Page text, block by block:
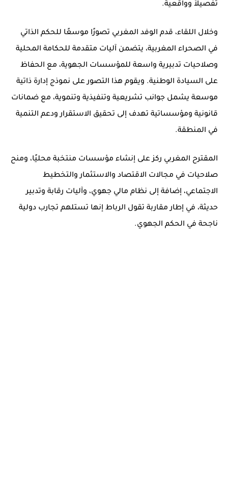
تفصيلاً وواقعية.
وخلال اللقاء، قدم الوفد المغربي تصورًا موسعًا للحكم الذاتي
في الصحراء المغربية، يتضمن آليات متقدمة للحكامة المحلية
وصلاحيات تدبيرية واسعة للمؤسسات الجهوية، مع الحفاظ
على السيادة الوطنية. ويقوم هذا التصور على نموذج إدارة ذاتية
موسعة يشمل جوانب تشريعية وتنفيذية وتنموية، مع ضمانات
قانونية ومؤسساتية تهدف إلى تحقيق الاستقرار ودعم التنمية
في المنطقة.
المقترح المغربي ركز على إنشاء مؤسسات منتخبة محليًا، ومنح
صلاحيات في مجالات الاقتصاد والاستثمار والتخطيط
الاجتماعي، إضافة إلى نظام مالي جهوي، وآليات رقابة وتدبير
حديثة، في إطار مقاربة تقول الرباط إنها تستلهم تجارب دولية
ناجحة في الحكم الجهوي.